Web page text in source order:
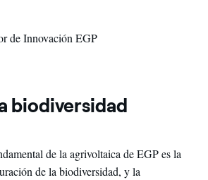
de Innovación EGP
biodiversidad
de la agrivoltaica de EGP es la
de la biodiversidad, y la